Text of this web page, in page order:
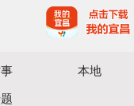
本地